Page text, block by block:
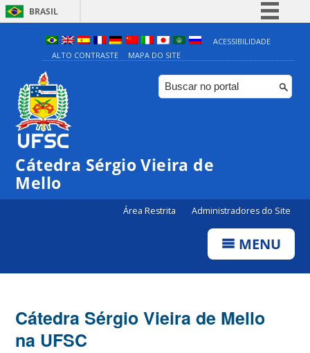
BRASIL
Simplifique!
Comunica BR
Participe
ACESSIBILIDADE
ALTO CONTRASTE
MAPA DO SITE
Cátedra Sérgio Vieira de
Mello
Área Restrita Administradores do Site
MENU
Cátedra Sérgio Vieira de Mello
na UFSC